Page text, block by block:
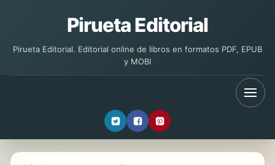
Pirueta Editorial
Pirueta Editorial. Editorial online de libros en formatos PDF, EPUB
y MOBI